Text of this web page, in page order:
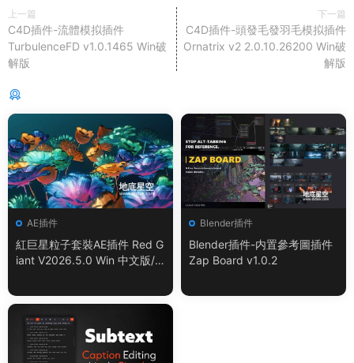
上一篇
C4D插件-流體模拟插件
TurbulenceFD v1.0.1465 Win破
解版
下一篇
C4D插件-頭發毛發羽毛模拟插件
Ornatrix v2 2.0.10.26200 Win破
解版
AE插件
紅巨星粒子套裝AE插件 Red G
iant V2026.5.0 Win 中文版/
Blender插件
Blender插件-内置參考圖插件
Zap Board v1.0.2